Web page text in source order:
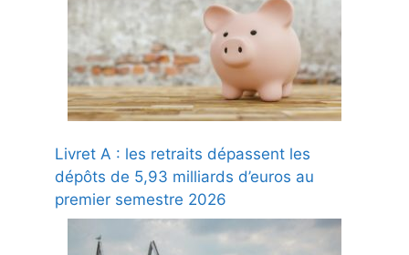
Livret A : les retraits dépassent les
dépôts de 5,93 milliards d’euros au
premier semestre 2026